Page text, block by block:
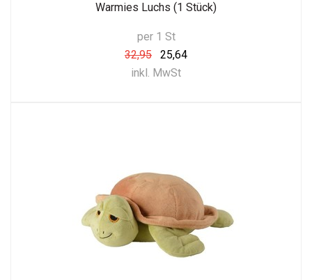
Warmies Luchs (1 Stück)
per 1 St
32,95
25,64
inkl. MwSt